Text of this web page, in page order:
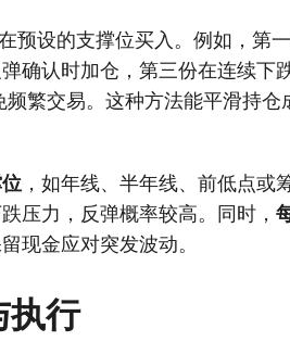
预设的支撑位买入。例如，第
确认时加仓，第三份在连续下
频繁交易。这种方法能平滑持仓
，如年线、半年线、前低点或
压力，反弹概率较高。同时，
现金应对突发波动。
执行